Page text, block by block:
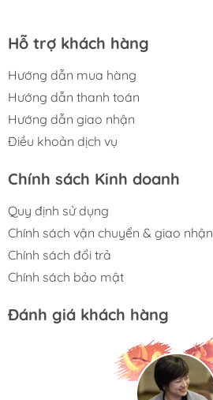
Hỗ trợ khách hàng
Hướng dẫn mua hàng
Hướng dẫn thanh toán
Hướng dẫn giao nhận
Điều khoản dịch vụ
Chính sách Kinh doanh
Quy định sử dụng
Chính sách vận chuyển & giao nhận
Chính sách đổi trả
Chính sách bảo mật
Đánh giá khách hàng